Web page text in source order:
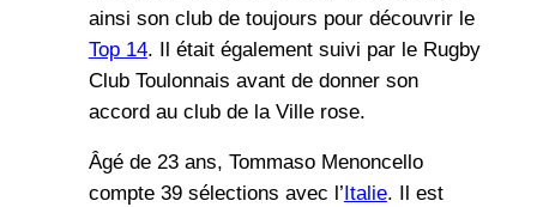
ainsi son club de toujours pour découvrir le
Top 14. Il était également suivi par le Rugby
Club Toulonnais avant de donner son
accord au club de la Ville rose.
Âgé de 23 ans, Tommaso Menoncello
compte 39 sélections avec l’ Italie. Il est